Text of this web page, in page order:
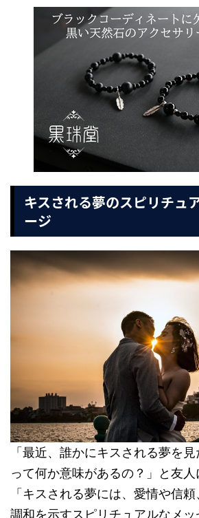
キスされる夢のスピリチュ
ージ
「最近、誰かにキスされる夢を
って何か意味があるの？」と友人
「キスされる夢には、愛情や信
調和を示すスピリチュアルなメ